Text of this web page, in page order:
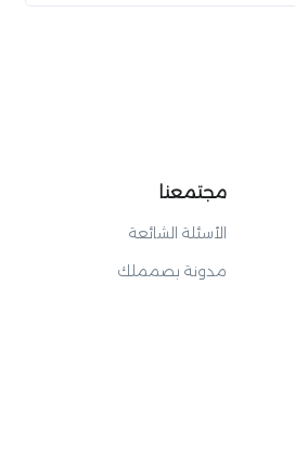
مجتمعنا
الأسئلة الشائعة
مدونة بصمملك